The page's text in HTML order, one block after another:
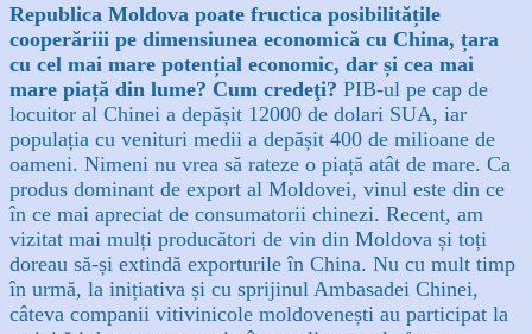
Republica Moldova poate fructica posibilitățile
cooperăriii pe dimensiunea economică cu China, țara
cu cel mai mare potențial economic, dar și cea mai
mare piață din lume? Cum credeţi? PIB-ul pe cap de
locuitor al Chinei a depășit 12000 de dolari SUA, iar
populația cu venituri medii a depășit 400 de milioane de
oameni. Nimeni nu vrea să rateze o piață atât de mare. Ca
produs dominant de export al Moldovei, vinul este din ce
în ce mai apreciat de consumatorii chinezi. Recent, am
vizitat mai mulți producători de vin din Moldova și toți
doreau să-și extindă exporturile în China. Nu cu mult timp
în urmă, la inițiativa și cu sprijinul Ambasadei Chinei,
câteva companii vitivinicole moldovenești au participat la